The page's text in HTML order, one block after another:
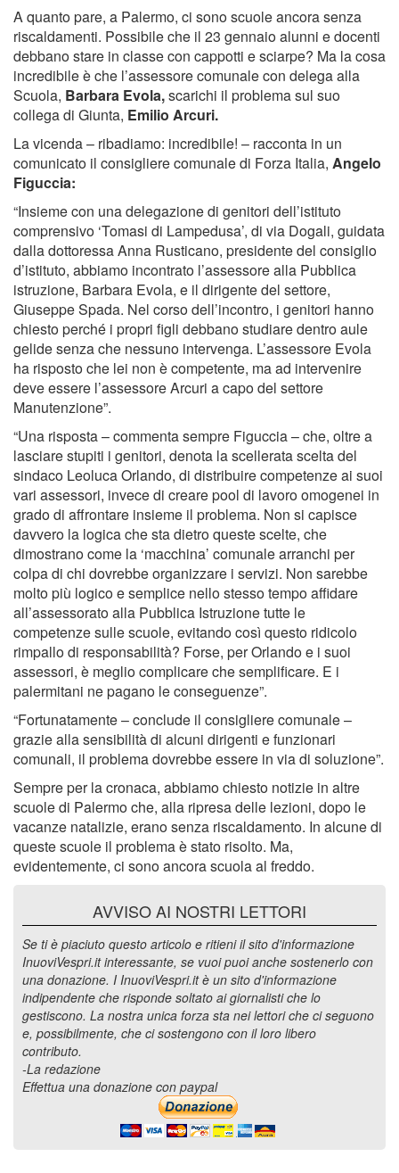
A quanto pare, a Palermo, ci sono scuole ancora senza
riscaldamenti. Possibile che il 23 gennaio alunni e docenti
debbano stare in classe con cappotti e sciarpe? Ma la cosa
incredibile è che l’assessore comunale con delega alla
Scuola, Barbara Evola,scarichi il problema sul suo
collega di Giunta, Emilio Arcuri.
La vicenda – ribadiamo: incredibile! – racconta in un
comunicato il consigliere comunale di Forza Italia, Angelo
Figuccia:
“Insieme con una delegazione di genitori dell’istituto
comprensivo ‘Tomasi di Lampedusa’, di via Dogali, guidata
dalla dottoressa Anna Rusticano, presidente del consiglio
d’istituto, abbiamo incontrato l’assessore alla Pubblica
istruzione, Barbara Evola, e il dirigente del settore,
Giuseppe Spada. Nel corso dell’incontro, i genitori hanno
chiesto perché i propri figli debbano studiare dentro aule
gelide senza che nessuno intervenga. L’assessore Evola
ha risposto che lei non è competente, ma ad intervenire
deve essere l’assessore Arcuri a capo del settore
Manutenzione”.
“Una risposta – commenta sempre Figuccia – che, oltre a
lasciare stupiti i genitori, denota la scellerata scelta del
sindaco Leoluca Orlando, di distribuire competenze ai suoi
vari assessori, invece di creare pool di lavoro omogenei in
grado di affrontare insieme il problema. Non si capisce
davvero la logica che sta dietro queste scelte, che
dimostrano come la ‘macchina’ comunale arranchi per
colpa di chi dovrebbe organizzare i servizi. Non sarebbe
molto più logico e semplice nello stesso tempo affidare
all’assessorato alla Pubblica Istruzione tutte le
competenze sulle scuole, evitando così questo ridicolo
rimpallo di responsabilità? Forse, per Orlando e i suoi
assessori, è meglio complicare che semplificare. E i
palermitani ne pagano le conseguenze”.
“Fortunatamente – conclude il consigliere comunale –
grazie alla sensibilità di alcuni dirigenti e funzionari
comunali, il problema dovrebbe essere in via di soluzione”.
Sempre per la cronaca, abbiamo chiesto notizie in altre
scuole di Palermo che, alla ripresa delle lezioni, dopo le
vacanze natalizie, erano senza riscaldamento. In alcune di
queste scuole il problema è stato risolto. Ma,
evidentemente, ci sono ancora scuola al freddo.
AVVISO AI NOSTRI LETTORI
Se ti è piaciuto questo articolo e ritieni il sito d'informazione
InuoviVespri.it interessante, se vuoi puoi anche sostenerlo con
una donazione. I InuoviVespri.it è un sito d'informazione
indipendente che risponde soltato ai giornalisti che lo
gestiscono. La nostra unica forza sta nei lettori che ci seguono
e, possibilmente, che ci sostengono con il loro libero
contributo.
-La redazione
Effettua una donazione con paypal